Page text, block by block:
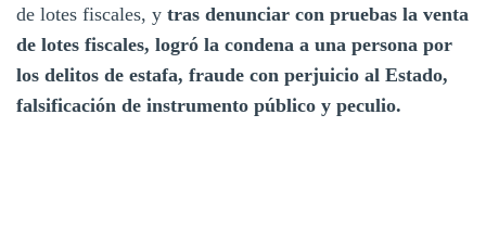
de lotes fiscales, y tras denunciar con pruebas la venta
de lotes fiscales, logró la condena a una persona por
los delitos de estafa, fraude con perjuicio al Estado,
falsificación de instrumento público y peculio.